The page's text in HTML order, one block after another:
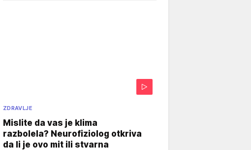
ZDRAVLJE
Mislite da vas je klima
razbolela? Neurofiziolog otkriva
da li je ovo mit ili stvarna